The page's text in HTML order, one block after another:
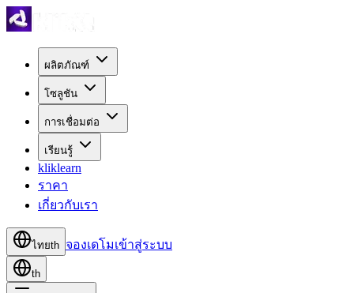
ผลิตภัณฑ์
โซลูชัน
การเชื่อมต่อ
เรียนรู้
kliklearn
ราคา
เกี่ยวกับเรา
ไทยth จองเดโมเข้าสู่ระบบ
th